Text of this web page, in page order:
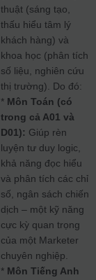
thuật (sáng tạo,
thấu hiểu tâm lý
khách hàng) và
khoa học (phân tích
số liệu, nghiên cứu
thị trường). Do đó:
* Môn Toán (có
trong cả A01 và
D01): Giúp rèn
luyện tư duy logic,
khả năng đọc hiểu
và phân tích các chỉ
số, ngân sách chiến
dịch – một kỹ năng
cực kỳ quan trọng
của một Marketer
chuyên nghiệp.
* Môn Tiếng Anh